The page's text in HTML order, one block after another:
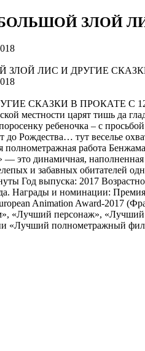
ЗЛОЙ
СКАЗКИ В ПРОКАТЕ С 12
местности царят тишь да
ребеночка – с
до Рождества… тут веселье
работа
— это динамичная,
и забавных обитателей
Год выпуска: 2017
Награды и номинации:
Animation Award-2017
«Лучший персонаж», «Лучший
«Лучший полнометражный